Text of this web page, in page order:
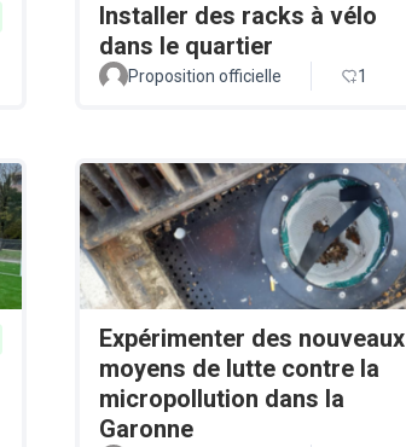
Installer des racks à vélo
dans le quartier
Proposition officielle 1
Expérimenter des nouveaux
moyens de lutte contre la
micropollution dans la
Garonne